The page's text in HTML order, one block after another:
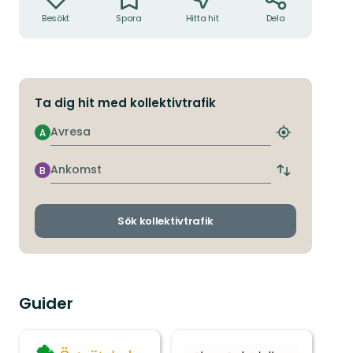
Besökt Spara Hitta hit Dela
Ta dig hit med kollektivtrafik
Avresa
A
Hitta
hållplats
Ankomst
B
Byt
och
Sök kollektivtrafik
Guider